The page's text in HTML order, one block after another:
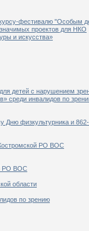
фестивалю "Особым
проектов для НКО
и искусства»
детей с нарушением
среди инвалидов по
физкультурника и
РО ВОС
РО ВОС
области
по зрению